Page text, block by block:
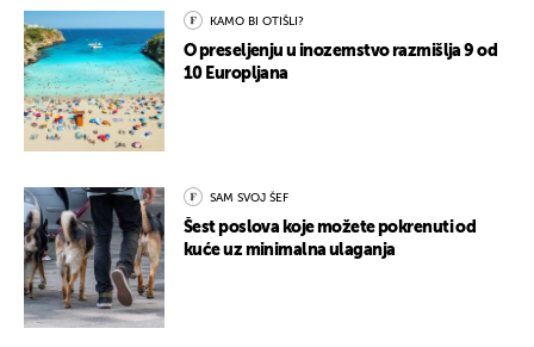
KAMO BI OTIŠLI?
O preseljenju u inozemstvo razmišlja 9 od
10 Europljana
SAM SVOJ ŠEF
Šest poslova koje možete pokrenuti od
kuće uz minimalna ulaganja